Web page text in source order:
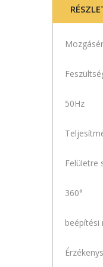
50Hz
Felületre
360°
beépítési